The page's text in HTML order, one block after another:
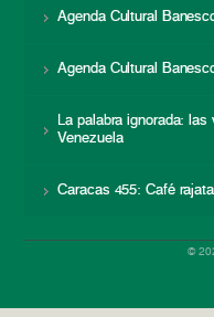
Agenda Cultural
Agenda Cultural
La palabra ignorada:
Venezuela
Caracas 455: Café
©